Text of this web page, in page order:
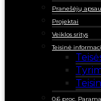
Pranešėjų
Projektai
Veiklos sritys
Teisinė
0,6 proc. Parama